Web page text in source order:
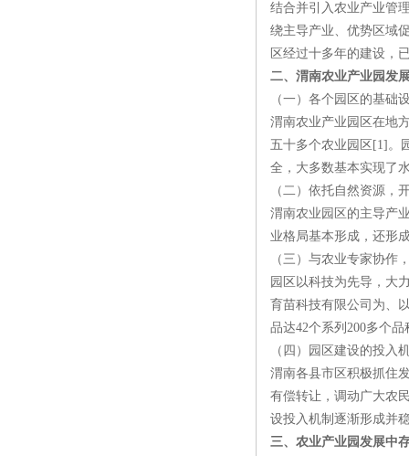
结合并引入农业产业管
绕主导产业、优势区域
区经过十多年的建设，
二、渭南农业产业园发
（一）各个园区的基础
渭南农业产业园区在地
五十多个农业园区[1]。
全，大多数基本实现了
（二）依托自然资源，
渭南农业园区的主导产
业格局基本形成，还形
（三）与农业专家协作
园区以科技为先导，大
育苗科技有限公司为、
品达42个系列200多个
（四）园区建设的投入
渭南各县市区积极抓住
有偿转让，调动广大农
设投入机制逐渐形成并
三、农业产业园发展中